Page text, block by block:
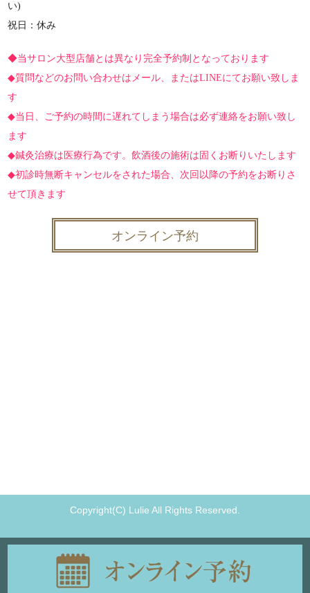
い)
祝日：休み
◆当サロン大型店舗とは異なり完全予約制となっております
◆質問などのお問い合わせはメール、またはLINEにてお願い致しま
す
◆当日、ご予約の時間に遅れてしまう場合は必ず連絡をお願い致し
ます
◆鍼灸治療は医療行為です。飲酒後の施術は固くお断りいたします
◆初診時無断キャンセルをされた場合、次回以降の予約をお断りさ
せて頂きます
オンライン予約
Copyright(C) Lulie All Rights Reserved.